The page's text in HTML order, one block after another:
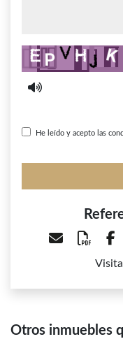
Captcha
He leído y acepto las
Otros inmuebles